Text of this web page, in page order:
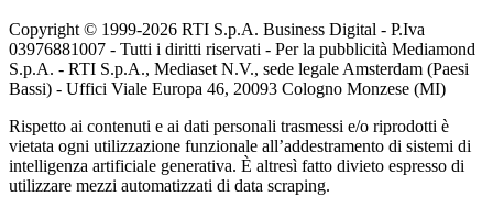
Copyright © 1999-2026 RTI S.p.A. Business Digital - P.Iva
03976881007 - Tutti i diritti riservati - Per la pubblicità Mediamond
S.p.A. - RTI S.p.A., Mediaset N.V., sede legale Amsterdam (Paesi
Bassi) - Uffici Viale Europa 46, 20093 Cologno Monzese (MI)
Rispetto ai contenuti e ai dati personali trasmessi e/o riprodotti è
vietata ogni utilizzazione funzionale all’addestramento di sistemi di
intelligenza artificiale generativa. È altresì fatto divieto espresso di
utilizzare mezzi automatizzati di data scraping.